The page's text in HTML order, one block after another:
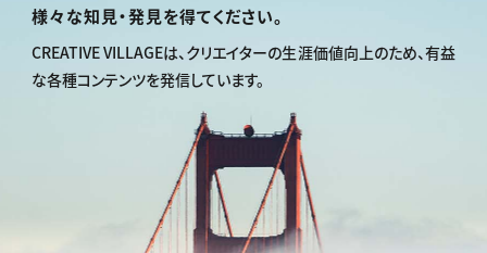
様々な知見・発見を得てください。
CREATIVE VILLAGEは、 クリエイターの生涯価値向上のため、有益
な各種コンテンツを発信しています。